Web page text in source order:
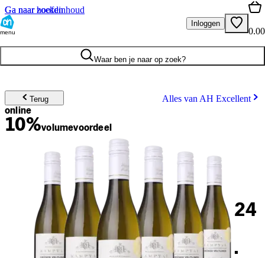
Ga naar hoofdinhoud
Ga naar zoeken
menu
Inloggen
0.00
Waar ben je naar op zoek?
Terug Alles van AH Excellent
online
10%volumevoordeel
24
.